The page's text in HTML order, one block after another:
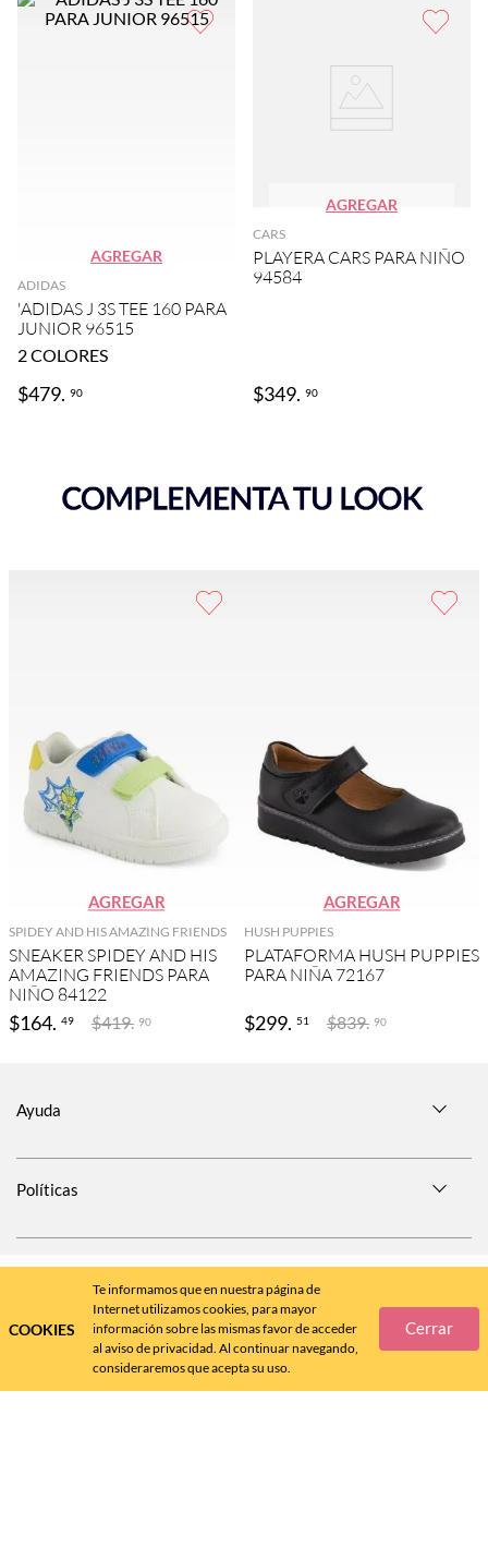
COOKIES
Te informamos que en nuestra página de
Internet utilizamos cookies, para mayor
información sobre las mismas favor de acceder
al aviso de privacidad. Al continuar navegando,
consideraremos que acepta su uso.
Cerrar
AGREGAR
ADIDAS
'ADIDAS J 3S TEE 160 PARA
JUNIOR 96515
2COLORES
$479. 90
AGREGAR
CARS
PLAYERA CARS PARA NIÑO
94584
$349. 90
AGREGAR
SPIDEY AND HIS AMAZING FRIENDS
SNEAKER SPIDEY AND HIS
AMAZING FRIENDS PARA
NIÑO 84122
$164. 49 $419. 90
AGREGAR
HUSH PUPPIES
PLATAFORMA HUSH PUPPIES
PARA NIÑA 72167
$299. 51 $839. 90
Ayuda
Políticas
SÍGUENOS EN